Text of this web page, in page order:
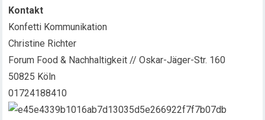
Kontakt
Konfetti Kommunikation
Christine Richter
Forum Food & Nachhaltigkeit // Oskar-Jäger-Str. 160
50825 Köln
01724188410